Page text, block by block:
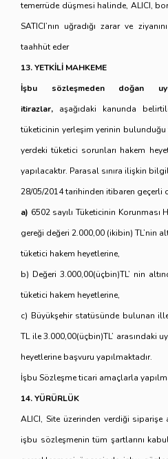
temerrüde düşmesi halinde, ALICI,
SATICI’nın uğradığı zarar ve
taahhüt eder
13. YETKİLİ MAHKEME
İşbu sözleşmeden doğan
itirazlar, aşağıdaki kanunda
tüketicinin yerleşim yerinin bulunduğu
yerdeki tüketici sorunları hakem
yapılacaktır. Parasal sınıra ilişkin
28/05/2014 tarihinden itibaren geçerli
a) 6502 sayılı Tüketicinin Korunması
gereği değeri 2.000,00 (ikibin) TL’nin
tüketici hakem heyetlerine,
b) Değeri 3.000,00(üçbin)TL’ nin
tüketici hakem heyetlerine,
c) Büyükşehir statüsünde bulunan
TL ile 3.000,00(üçbin)TL’ arasındaki
heyetlerine başvuru yapılmaktadır.
İşbu Sözleşme ticari amaçlarla
14. YÜRÜRLÜK
ALICI, Site üzerinden verdiği
işbu sözleşmenin tüm şartlarını